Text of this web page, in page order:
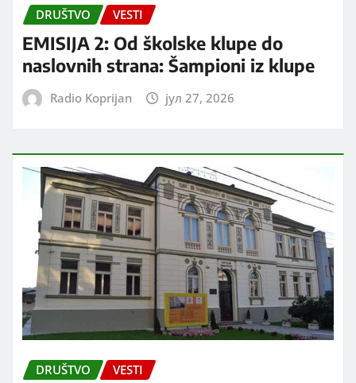
DRUŠTVO VESTI
EMISIJA 2: Od školske klupe do
naslovnih strana: Šampioni iz klupe
Radio Koprijan јул 27, 2026
DRUŠTVO VESTI